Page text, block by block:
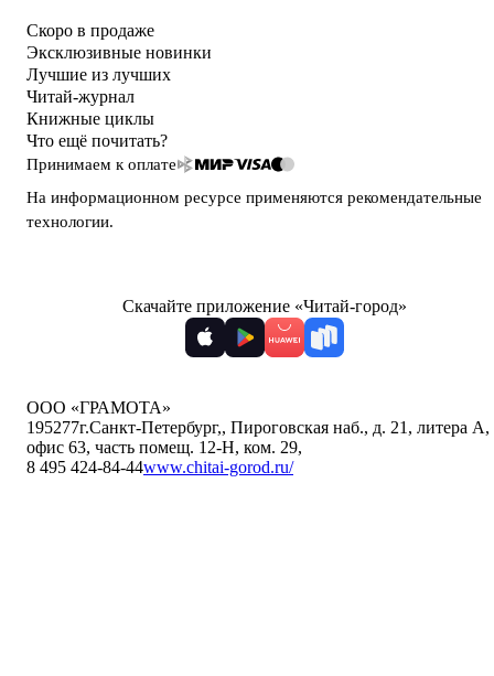
Скоро в продаже
Эксклюзивные новинки
Лучшие из лучших
Читай-журнал
Книжные циклы
Что ещё почитать?
Принимаем к оплате
На информационном ресурсе применяются рекомендательные
технологии.
Скачайте приложение «Читай-город»
ООО «ГРАМОТА»
195277г.Санкт-Петербург,, Пироговская наб., д. 21, литера А,
офис 63, часть помещ. 12-Н, ком. 29,
8 495 424-84-44www.chitai-gorod.ru/